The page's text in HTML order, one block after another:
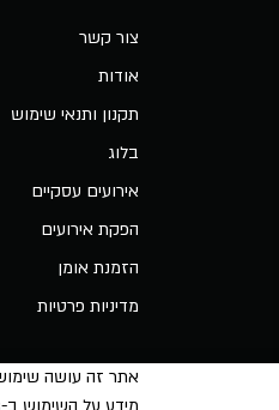
צור קשר
אודות
תקנון ותנאי שימוש
בלוג
אירועים עסקיים
הפקת אירועים
הזמנת אומן
מדיניות פרטיות